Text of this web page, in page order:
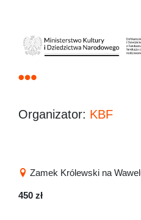
Organizator: KBF
Zamek Królewski na
450 zł